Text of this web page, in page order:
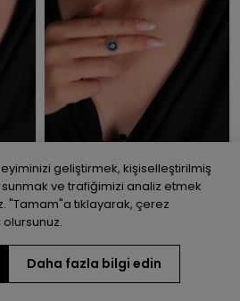
14 Ayar Altın Nazar Minimal
Kolye
₺15.805,54
indirim
taksit
geliştirmek, kişiselleştirilmiş
ve trafiğimizi analiz etmek
"Tamam"a tıklayarak, çerez
olursunuz.
Daha fazla bilgi edin